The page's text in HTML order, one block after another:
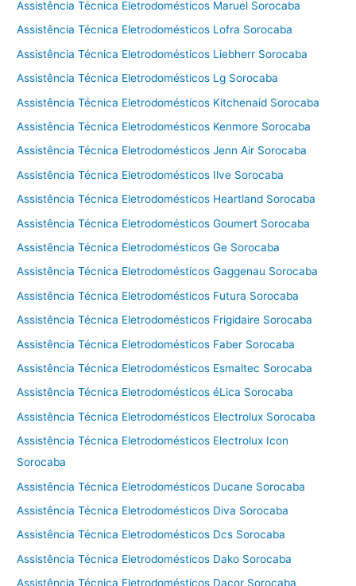
Assistência Técnica Eletrodomésticos Maruel Sorocaba
Assistência Técnica Eletrodomésticos Lofra Sorocaba
Assistência Técnica Eletrodomésticos Liebherr Sorocaba
Assistência Técnica Eletrodomésticos Lg Sorocaba
Assistência Técnica Eletrodomésticos Kitchenaid Sorocaba
Assistência Técnica Eletrodomésticos Kenmore Sorocaba
Assistência Técnica Eletrodomésticos Jenn Air Sorocaba
Assistência Técnica Eletrodomésticos Ilve Sorocaba
Assistência Técnica Eletrodomésticos Heartland Sorocaba
Assistência Técnica Eletrodomésticos Goumert Sorocaba
Assistência Técnica Eletrodomésticos Ge Sorocaba
Assistência Técnica Eletrodomésticos Gaggenau Sorocaba
Assistência Técnica Eletrodomésticos Futura Sorocaba
Assistência Técnica Eletrodomésticos Frigidaire Sorocaba
Assistência Técnica Eletrodomésticos Faber Sorocaba
Assistência Técnica Eletrodomésticos Esmaltec Sorocaba
Assistência Técnica Eletrodomésticos éLica Sorocaba
Assistência Técnica Eletrodomésticos Electrolux Sorocaba
Assistência Técnica Eletrodomésticos Electrolux Icon
Sorocaba
Assistência Técnica Eletrodomésticos Ducane Sorocaba
Assistência Técnica Eletrodomésticos Diva Sorocaba
Assistência Técnica Eletrodomésticos Dcs Sorocaba
Assistência Técnica Eletrodomésticos Dako Sorocaba
Assistência Técnica Eletrodomésticos Dacor Sorocaba